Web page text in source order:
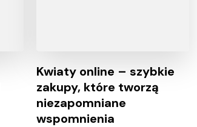
Kwiaty online – szybkie
zakupy, które tworzą
niezapomniane
wspomnienia